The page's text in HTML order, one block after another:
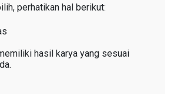
perhatikan hal berikut:
hasil karya yang sesuai